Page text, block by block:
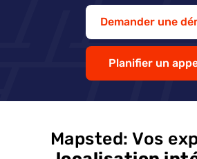
Demander une
Planifier un
Mapsted: Vos